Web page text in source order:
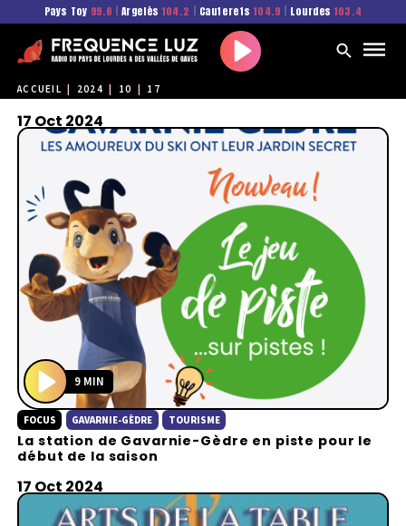
Pays Toy 99.6 Argelès 104.2 Cauterets 104.9 Lourdes 103.4
Play
ACCUEIL 2024 10 17
17 Oct 2024
P
l
a
9 MIN
FOCUS GAVARNIE-GÈDRE TOURISME
La station de Gavarnie-Gèdre en piste pour le
début de la saison
17 Oct 2024